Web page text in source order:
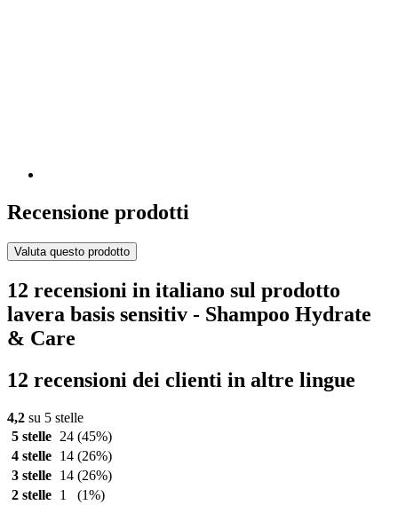
Recensione prodotti
Valuta questo prodotto
12 recensioni in italiano sul prodotto
lavera basis sensitiv - Shampoo Hydrate
& Care
12 recensioni dei clienti in altre lingue
4,2 su 5 stelle
5 stelle
24 (45%)
4 stelle
14 (26%)
3 stelle
14 (26%)
2 stelle
1
(1%)